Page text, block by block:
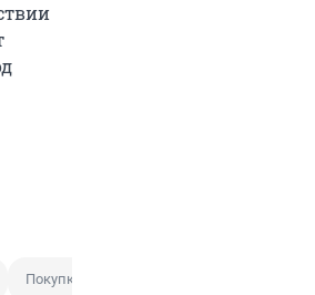
Покупка